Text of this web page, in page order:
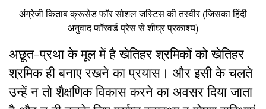
अंग्रेजी किताब क्रूसेड फॉर सोशल जस्टिस की तस्वीर (जिसका हिंदी
अनुवाद फॉरवर्ड प्रेस से शीघ्र प्रकाश्य)
अछूत-प्रथा के मूल में है खेतिहर श्रमिकों को खेतिहर
श्रमिक ही बनाए रखने का प्रयास। और इसी के चलते
उन्हें न तो शैक्षणिक विकास करने का अवसर दिया जाता